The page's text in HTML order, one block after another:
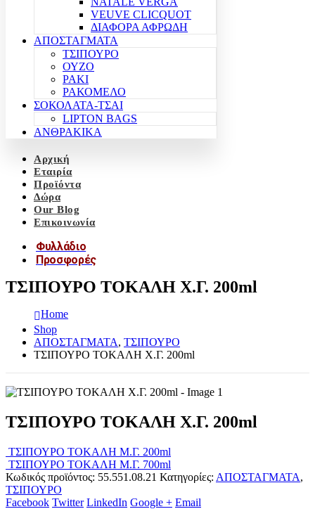
VEUVE CLICQUOT
ΔΙΑΦΟΡΑ ΑΦΡΩΔΗ
ΑΠΟΣΤΑΓΜΑΤΑ
ΤΣΙΠΟΥΡΟ
ΟΥΖΟ
ΡΑΚΙ
ΡΑΚΟΜΕΛΟ
ΣΟΚΟΛΑΤΑ-ΤΣΑΙ
LIPTON BAGS
ΑΝΘΡΑΚΙΚΑ
Αρχική
Εταιρία
Προϊόντα
Δώρα
Our Blog
Επικοινωνία
Φυλλάδιο
Προσφορές
ΤΣΙΠΟΥΡΟ ΤΟΚΑΛΗ Χ.Γ. 200ml
Home
Shop
ΑΠΟΣΤΑΓΜΑΤΑ, ΤΣΙΠΟΥΡΟ
ΤΣΙΠΟΥΡΟ ΤΟΚΑΛΗ Χ.Γ. 200ml
ΤΣΙΠΟΥΡΟ ΤΟΚΑΛΗ Χ.Γ. 200ml
ΤΣΙΠΟΥΡΟ ΤΟΚΑΛΗ M.Γ. 200ml
ΤΣΙΠΟΥΡΟ ΤΟΚΑΛΗ Μ.Γ. 700ml
Κωδικός προϊόντος: 55.551.08.21 Κατηγορίες: ΑΠΟΣΤΑΓΜΑΤΑ,
ΤΣΙΠΟΥΡΟ
Facebook Twitter LinkedIn Google + Email